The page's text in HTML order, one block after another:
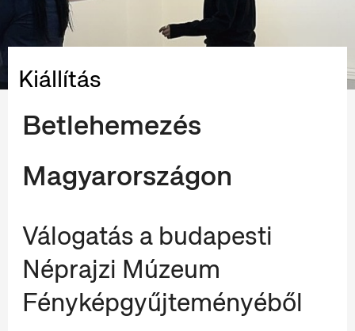
Kiállítás
Betlehemezés
Magyarországon
Válogatás a budapesti
Néprajzi Múzeum
Fényképgyűjteményéből